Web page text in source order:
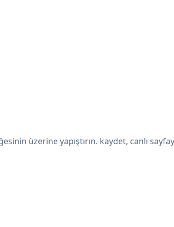
üzerine yapıştırın. kaydet, canlı